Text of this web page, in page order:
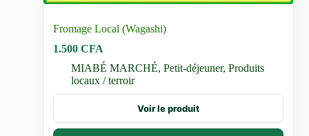
Fromage Local (Wagashi)
1.500CFA
MIABÉ MARCHÉ,Petit-déjeuner,Produits
locaux / terroir
Voir le produit